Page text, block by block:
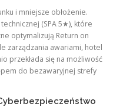
i mniejsze obłożenie.
(SPA 5★), które
optymalizują Return on
zarządzania awariami, hotel
przekłada się na możliwość
do bezawaryjnej strefy